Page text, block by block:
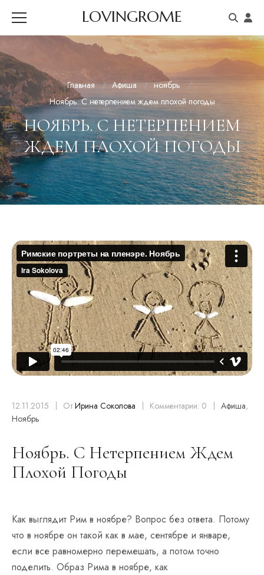
LOVINGROME
Главная Афиша
ноябрь
Ноябрь. С нетерпением ждем плохой погоды
НОЯБРЬ. С НЕТЕРПЕНИЕМ
ЖДЕМ ПЛОХОЙ ПОГОДЫ
12.11.2015 ОтИрина Соколова Комментарии: 0 Афиша,
Ноябрь
Ноябрь. С Нетерпением Ждем
Плохой Погоды
Как выглядит Рим в ноябре? Вопрос без ответа. Потому
что в ноябре он такой как в мае, сентябре и январе,
если все равномерно перемешать, а потом точно
поделить. Образ Рима в ноябре, как